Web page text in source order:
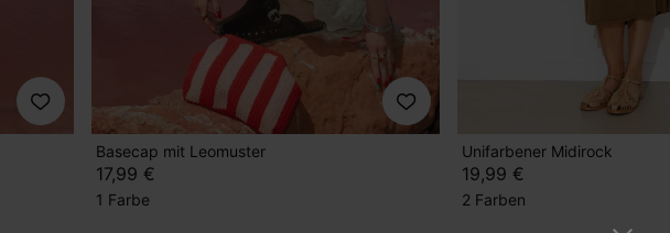
Basecap mit Leomuster
17,99 €
1 Farbe
Unifarbener Midirock
19,99 €
2 Farben